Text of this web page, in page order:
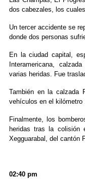
dos cabezales, los
Un tercer accidente se
donde dos personas
En la ciudad capital,
Interamericana,
varias heridas. Fue
También en la calzada
vehículos en el kilómetro
Finalmente, los
heridas tras la colisión
Xegguarabal, del cantón
02:40 pm